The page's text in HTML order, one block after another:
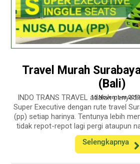
Travel Murah
(Bali)
16 November 2019
INDO TRANS TRAVEL adalah
Super Executive dengan rute travel
(pp) setiap harinya. Tentunya lebih
tidak repot-repot lagi pergi ataupun
Selengkapnya